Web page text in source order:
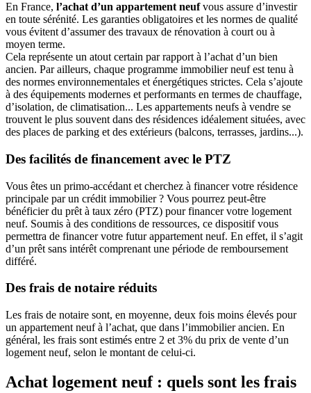
En France, l’achat d’un appartement neufvous assure d’investir
en toute sérénité. Les garanties obligatoires et les normes de qualité
vous évitent d’assumer des travaux de rénovation à court ou à
moyen terme.
Cela représente un atout certain par rapport à l’achat d’un bien
ancien. Par ailleurs, chaque programme immobilier neuf est tenu à
des normes environnementales et énergétiques strictes. Cela s’ajoute
à des équipements modernes et performants en termes de chauffage,
d’isolation, de climatisation... Les appartements neufs à vendre se
trouvent le plus souvent dans des résidences idéalement situées, avec
des places de parking et des extérieurs (balcons, terrasses, jardins...).
Des facilités de financement avec le PTZ
Vous êtes un primo-accédant et cherchez à financer votre résidence
principale par un crédit immobilier ? Vous pourrez peut-être
bénéficier du prêt à taux zéro (PTZ) pour financer votre logement
neuf. Soumis à des conditions de ressources, ce dispositif vous
permettra de financer votre futur appartement neuf. En effet, il s’agit
d’un prêt sans intérêt comprenant une période de remboursement
différé.
Des frais de notaire réduits
Les frais de notaire sont, en moyenne, deux fois moins élevés pour
un appartement neuf à l’achat, que dans l’immobilier ancien. En
général, les frais sont estimés entre 2 et 3% du prix de vente d’un
logement neuf, selon le montant de celui-ci.
Achat logement neuf : quels sont les frais